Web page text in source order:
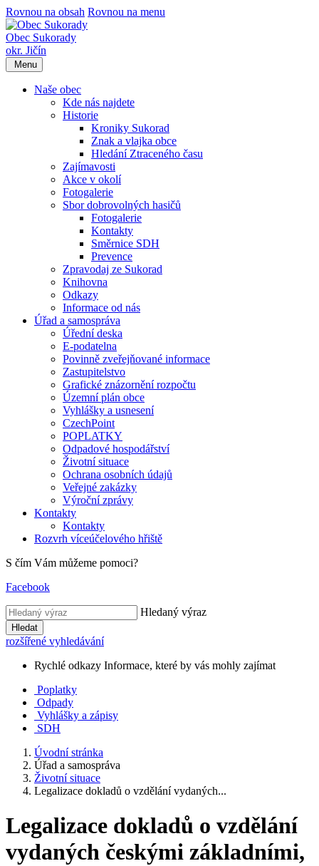
Rovnou na obsah Rovnou na menu
Obec Sukorady
okr. Jičín
Menu
Naše obec
Kde nás najdete
Historie
Kroniky Sukorad
Znak a vlajka obce
Hledání Ztraceného času
Zajímavosti
Akce v okolí
Fotogalerie
Sbor dobrovolných hasičů
Fotogalerie
Kontakty
Směrnice SDH
Prevence
Zpravodaj ze Sukorad
Knihovna
Odkazy
Informace od nás
Úřad a samospráva
Úřední deska
E-podatelna
Povinně zveřejňované informace
Zastupitelstvo
Grafické znázornění rozpočtu
Územní plán obce
Vyhlášky a usnesení
CzechPoint
POPLATKY
Odpadové hospodářství
Životní situace
Ochrana osobních údajů
Veřejné zakázky
Výroční zprávy
Kontakty
Kontakty
Rozvrh víceúčelového hřiště
S čím Vám můžeme pomoci?
Facebook
Hledaný výraz
Hledat
rozšířené vyhledávání
Rychlé odkazy Informace, které by vás mohly zajímat
Poplatky
Odpady
Vyhlášky a zápisy
SDH
Úvodní stránka
Úřad a samospráva
Životní situace
Legalizace dokladů o vzdělání vydaných...
Legalizace dokladů o vzdělání
vydaných českými základními,